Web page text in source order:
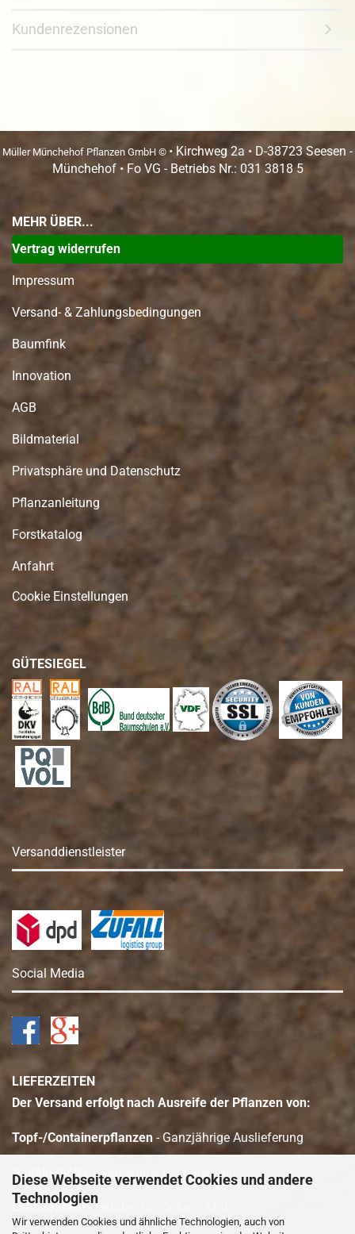
Diese Webseite verwendet Cookies und andere
Technologien
Wir verwenden Cookies und ähnliche Technologien, auch von
Kundenrezensionen
Müller Münchehof Pflanzen GmbH © • Kirchweg 2a • D-38723 Seesen -
Münchehof • Fo VG - Betriebs Nr.: 031 3818 5
MEHR ÜBER...
Vertrag widerrufen
Impressum
Versand- & Zahlungsbedingungen
Baumfink
Innovation
AGB
Bildmaterial
Privatsphäre und Datenschutz
Pflanzanleitung
Forstkatalog
Anfahrt
Cookie Einstellungen
GÜTESIEGEL
Versanddienstleister
Social Media
LIEFERZEITEN
Der Versand erfolgt nach Ausreife der Pflanzen von:
Topf-/Containerpflanzen - Ganzjährige Auslieferung
Nadelgehölze - September bis Ende April
Laubgehölze- Oktober bis Anfang Mai